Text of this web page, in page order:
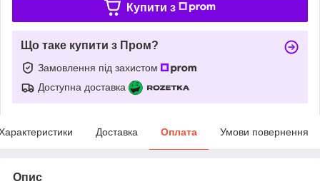
Купити з
Що таке купити з Пром?
Замовлення під захистом
Доступна доставка
Доставка Оплата Умови повернення
Опис